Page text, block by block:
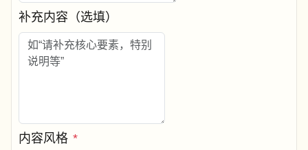
补充内容（选填）
内容风格 *